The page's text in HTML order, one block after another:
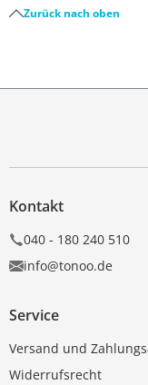
Zurück nach oben
Kontakt
040 - 180 240 510
info@tonoo.de
Service
Versand und
Widerrufsrecht